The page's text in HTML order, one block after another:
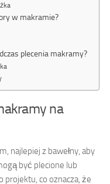
w makramie?
plecenia makramy?
na
najlepiej z bawełny, aby
być plecione lub
co oznacza, że